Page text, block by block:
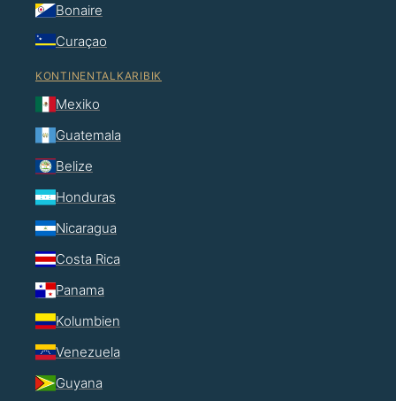
Bonaire
Curaçao
KONTINENTALKARIBIK
Mexiko
Guatemala
Belize
Honduras
Nicaragua
Costa Rica
Panama
Kolumbien
Venezuela
Guyana